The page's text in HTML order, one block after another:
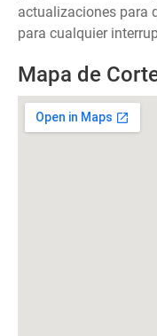
actualizaciones para
para cualquier
Mapa de